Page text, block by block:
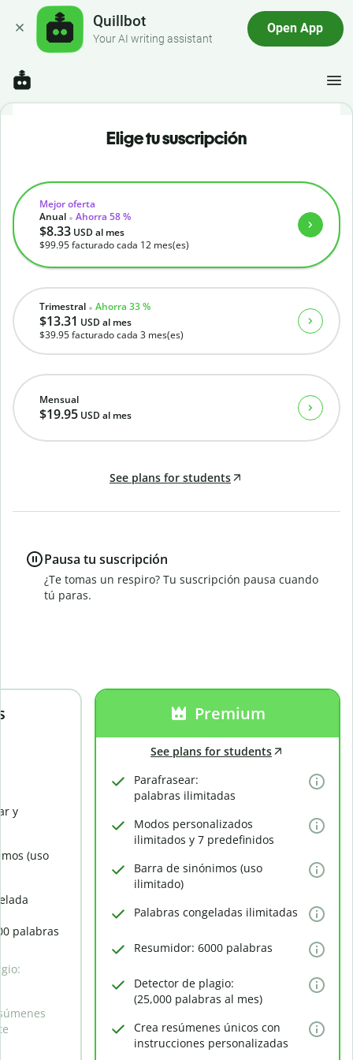
Quillbot
Your AI writing assistant
Open App
y
(uso
palabras
Premium
See plans for students
Parafrasear:
palabras ilimitadas
Modos personalizados
ilimitados y 7 predefinidos
Barra de sinónimos (uso
ilimitado)
Palabras congeladas ilimitadas
Resumidor: 6000 palabras
Detector de plagio:
(25,000 palabras al mes)
Crea resúmenes únicos con
instrucciones personalizadas
Elige tu suscripción
Mensual
$19.95 USD al mes
Trimestral Ahorra 33 %
$13.31 USD al mes
$39.95facturado cada 3 mes(es)
Mejor oferta
Anual
Ahorra 58 %
$8.33 USD al mes
$99.95facturado cada 12 mes(es)
See plans for students
Pausa tu suscripción
¿Te tomas un respiro? Tu suscripción pausa cuando
tú paras.